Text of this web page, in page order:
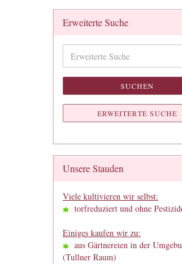
Erweiterte Suche
Suche
SUCHEN
ERWEITERTE SUCHE
Unsere Stauden
Viele kultivieren wir selbst:
torfreduziert und ohne
Einiges kaufen wir zu:
aus Gärtnereien in der
(Tullner Raum)